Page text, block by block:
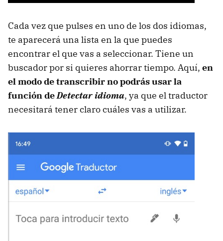
Cada vez que pulses en uno de los dos idiomas,
te aparecerá una lista en la que puedes
encontrar el que vas a seleccionar. Tiene un
buscador por si quieres ahorrar tiempo. Aquí, en
el modo de transcribir no podrás usar la
función deDetectar idioma, ya que el traductor
necesitará tener claro cuáles vas a utilizar.